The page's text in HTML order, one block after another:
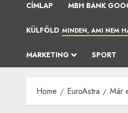
CÍMLAP MBH BANK
KÜLFÖLD MINDEN, AMI NEM
MARKETING SPORT
Home EuroAstra Már